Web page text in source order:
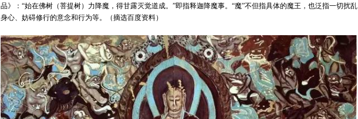
品》：“始在佛树（菩提树）力降魔，得甘露灭觉道成。”即指释迦降魔事。“魔”不但指具体的魔王，也泛指一切扰乱
身心、妨碍修行的意念和行为等。（摘选百度资料）